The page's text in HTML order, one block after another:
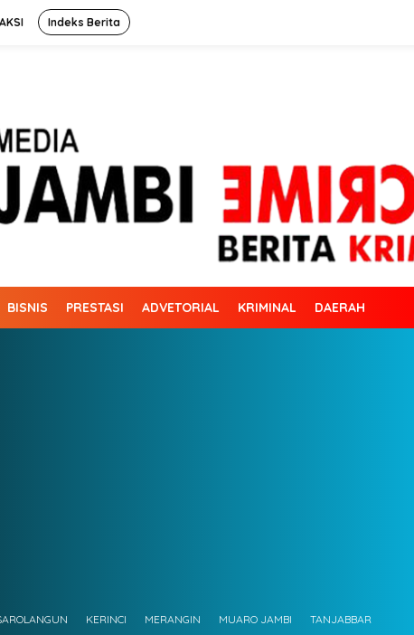
Indeks Berita
BISNIS PRESTASI ADVETORIAL KRIMINAL DAERAH
KERINCI MERANGIN MUARO JAMBI TANJABBAR